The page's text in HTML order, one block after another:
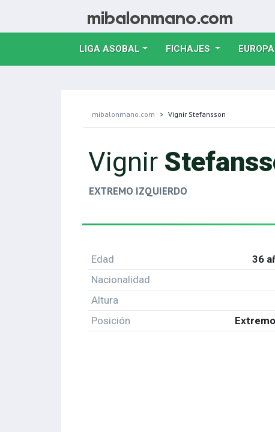
LIGA ASOBAL FICHAJES EUROPA
mibalonmano.com Vignir Stefansson
Vignir
EXTREMO IZQUIERDO
Edad 36
Nacionalidad
Altura
Posición